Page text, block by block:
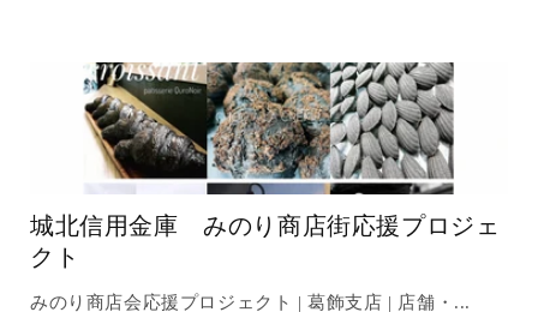
城北信用金庫 みのり商店街応援プロジェ
クト
みのり商店会応援プロジェクト | 葛飾支店 | 店舗・...